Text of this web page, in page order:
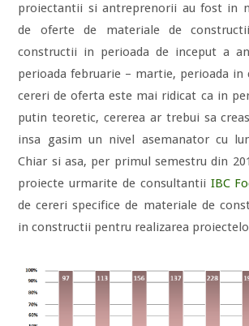
proiectantii si antreprenorii au fost in
de oferte de materiale de
constructii in perioada de inceput a
perioada februarie – martie, perioada in
cereri de oferta este mai ridicat ca in
putin teoretic, cererea ar trebui sa
insa gasim un nivel asemanator cu
Chiar si asa, per primul semestru din
proiecte urmarite de consultantii IBC
de cereri specifice de materiale de
in constructii pentru realizarea